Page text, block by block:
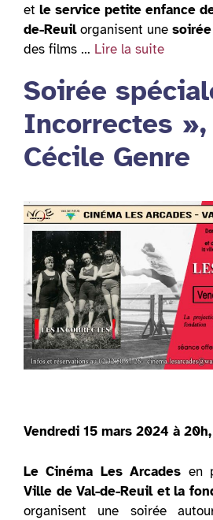
et le service petite enfance
de-Reuilorganisent une
des films … Lire la suite
Soirée
Incorrectes »,
Cécile Genre
Vendredi 15 mars 2024 à 20h,
Le Cinéma Les Arcades en
Ville de Val-de-Reuil et la
organisent une soirée